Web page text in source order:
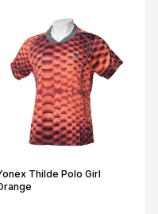
Thilde Polo Girl